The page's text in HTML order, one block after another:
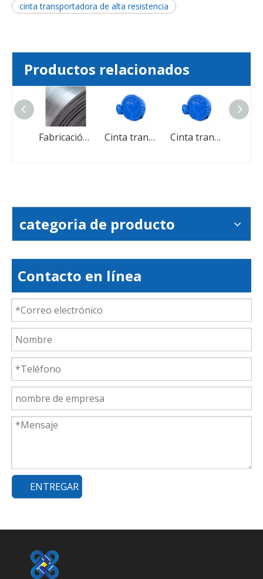
cinta transportadora de alta resistencia
Productos relacionados
Fabricación en la cinta transportadora resistente a los químicos EP de China EP Cinta transportadora para alta temperatura resistente Cinta transportadora para alta temperatura resistente
categoria de producto
Contacto en línea
ENTREGAR